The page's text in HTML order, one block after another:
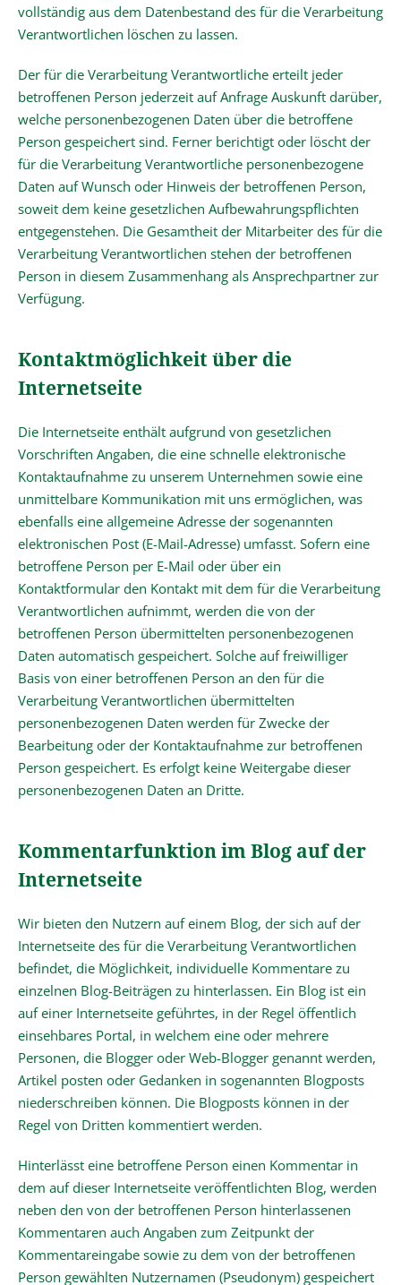
vollständig aus dem Datenbestand des für die Verarbeitung
Verantwortlichen löschen zu lassen.
Der für die Verarbeitung Verantwortliche erteilt jeder
betroffenen Person jederzeit auf Anfrage Auskunft darüber,
welche personenbezogenen Daten über die betroffene
Person gespeichert sind. Ferner berichtigt oder löscht der
für die Verarbeitung Verantwortliche personenbezogene
Daten auf Wunsch oder Hinweis der betroffenen Person,
soweit dem keine gesetzlichen Aufbewahrungspflichten
entgegenstehen. Die Gesamtheit der Mitarbeiter des für die
Verarbeitung Verantwortlichen stehen der betroffenen
Person in diesem Zusammenhang als Ansprechpartner zur
Verfügung.
Kontaktmöglichkeit über die
Internetseite
Die Internetseite enthält aufgrund von gesetzlichen
Vorschriften Angaben, die eine schnelle elektronische
Kontaktaufnahme zu unserem Unternehmen sowie eine
unmittelbare Kommunikation mit uns ermöglichen, was
ebenfalls eine allgemeine Adresse der sogenannten
elektronischen Post (E-Mail-Adresse) umfasst. Sofern eine
betroffene Person per E-Mail oder über ein
Kontaktformular den Kontakt mit dem für die Verarbeitung
Verantwortlichen aufnimmt, werden die von der
betroffenen Person übermittelten personenbezogenen
Daten automatisch gespeichert. Solche auf freiwilliger
Basis von einer betroffenen Person an den für die
Verarbeitung Verantwortlichen übermittelten
personenbezogenen Daten werden für Zwecke der
Bearbeitung oder der Kontaktaufnahme zur betroffenen
Person gespeichert. Es erfolgt keine Weitergabe dieser
personenbezogenen Daten an Dritte.
Kommentarfunktion im Blog auf der
Internetseite
Wir bieten den Nutzern auf einem Blog, der sich auf der
Internetseite des für die Verarbeitung Verantwortlichen
befindet, die Möglichkeit, individuelle Kommentare zu
einzelnen Blog-Beiträgen zu hinterlassen. Ein Blog ist ein
auf einer Internetseite geführtes, in der Regel öffentlich
einsehbares Portal, in welchem eine oder mehrere
Personen, die Blogger oder Web-Blogger genannt werden,
Artikel posten oder Gedanken in sogenannten Blogposts
niederschreiben können. Die Blogposts können in der
Regel von Dritten kommentiert werden.
Hinterlässt eine betroffene Person einen Kommentar in
dem auf dieser Internetseite veröffentlichten Blog, werden
neben den von der betroffenen Person hinterlassenen
Kommentaren auch Angaben zum Zeitpunkt der
Kommentareingabe sowie zu dem von der betroffenen
Person gewählten Nutzernamen (Pseudonym) gespeichert